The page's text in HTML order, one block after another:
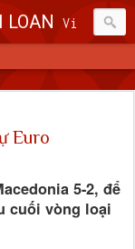
Vietvip Pro Sân chơi cá cược nhà cái hàng đầu Đài Loan. Vietvip Pro phát hành hơn 600 game cược khác nhau. Nạp tiền tại 7-Eleven, Family Mart, Okmart, Hilife, ATM. Rút tiền 24h không giới hạn. Uy tín khi bao rút, miễn phí 60kuai phí rút tiền. Hệ thống khuyến mãi cho cả hội viên mới và hội viên cũ, cskh 1:1 24/7.
Euro
5-2, để
cuối vòng loại